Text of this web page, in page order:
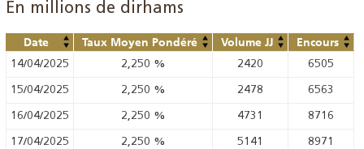
En millions de dirhams
Date Taux Moyen Pondéré Volume JJ Encours
14/04/2025 2,250 % 2420 6505
15/04/2025 2,250 % 2478 6563
16/04/2025 2,250 % 4731 8716
17/04/2025 2,250 % 5141 8971